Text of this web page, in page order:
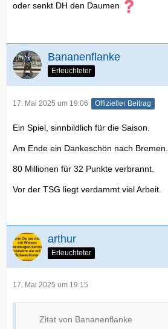
oder senkt DH den Daumen
Bananenflanke
Erleuchteter
17. Mai 2025 um 19:06 Offizieller Beitrag
Ein Spiel, sinnbildlich für die Saison.
Am Ende ein Dankeschön nach Bremen.
80 Millionen für 32 Punkte verbrannt.
Vor der TSG liegt verdammt viel Arbeit.
arthur
Erleuchteter
17. Mai 2025 um 19:15
Zitat von Bananenflanke